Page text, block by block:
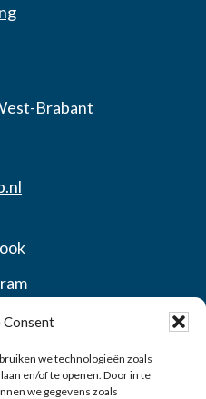
Consent
we technologieën zoals
en/of te openen. Door in te
we gegevens zoals
Brabant